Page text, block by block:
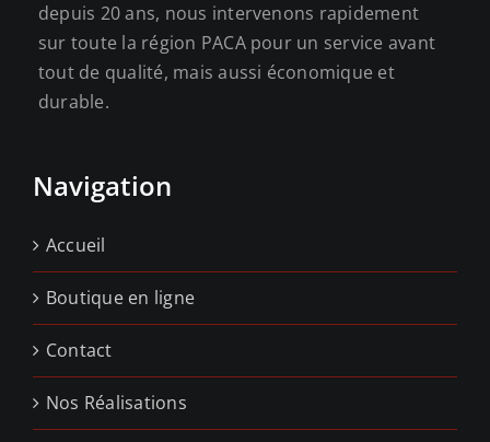
depuis 20 ans, nous intervenons rapidement
sur toute la région PACA pour un service avant
tout de qualité, mais aussi économique et
durable.
Navigation
Accueil
Boutique en ligne
Contact
Nos Réalisations